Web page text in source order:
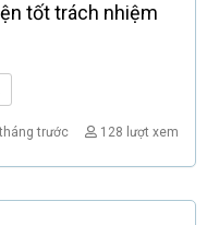
tốt trách nhiệm
128 lượt xem
trước